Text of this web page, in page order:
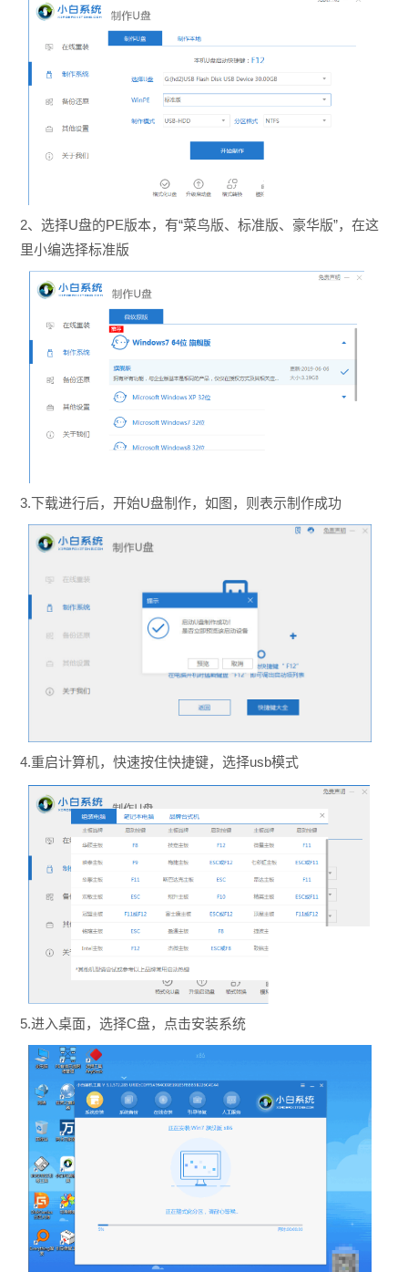
2、选择U盘的PE版本，有“菜鸟版、标准版、豪华版”，在这
里小编选择标准版
3.下载进行后，开始U盘制作，如图，则表示制作成功
4.重启计算机，快速按住快捷键，选择usb模式
5.进入桌面，选择C盘，点击安装系统